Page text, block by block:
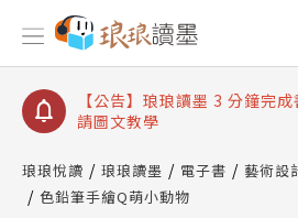
【公告】琅琅讀墨數位閱讀
【公告】琅琅讀墨書櫃開通常
【公告】琅琅讀墨 3 分鐘完
請圖文教學
查詢
【公告】琅琅讀墨數位閱讀資
琅琅悅讀 琅琅讀墨 電子書 藝術設
色鉛筆手繪Q萌小動物